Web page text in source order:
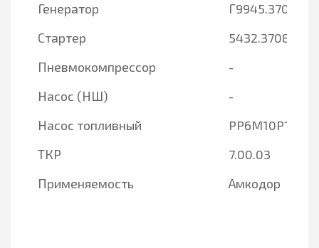
Генератор
Г9945.3701-1
Стартер
5432.3708-20
Пневмокомпрессор
-
Насос (НШ)
-
Насос топливный
PP6M10P1f-
ТКР
7.00.03
Применяемость
Амкодор